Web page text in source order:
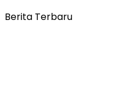
Berita Terbaru